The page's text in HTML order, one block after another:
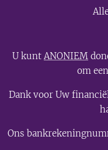
U kuntANONIEM
om
Dank voor Uw
Ons